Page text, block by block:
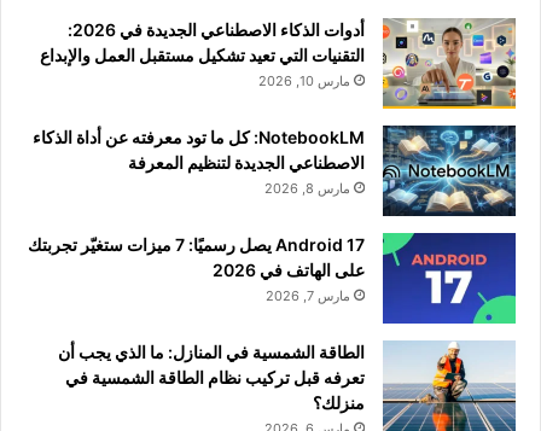
أدوات الذكاء الاصطناعي الجديدة في 2026:
التقنيات التي تعيد تشكيل مستقبل العمل والإبداع
مارس 10, 2026
NotebookLM: كل ما تود معرفته عن أداة الذكاء
الاصطناعي الجديدة لتنظيم المعرفة
مارس 8, 2026
Android 17 يصل رسميًا: 7 ميزات ستغيّر تجربتك
على الهاتف في 2026
مارس 7, 2026
الطاقة الشمسية في المنازل: ما الذي يجب أن
تعرفه قبل تركيب نظام الطاقة الشمسية في
منزلك؟